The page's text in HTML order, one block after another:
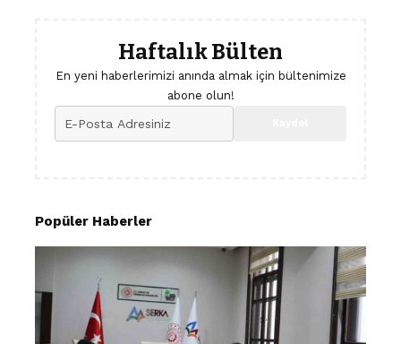
Haftalık Bülten
En yeni haberlerimizi anında almak için bültenimize
abone olun!
Popüler Haberler